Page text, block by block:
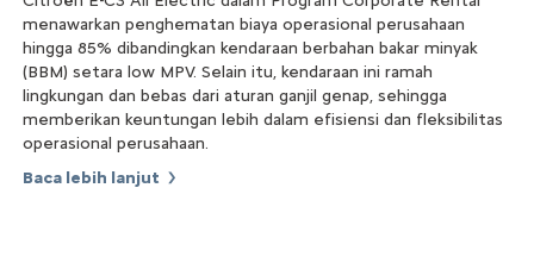
menawarkan penghematan biaya operasional perusahaan
hingga 85% dibandingkan kendaraan berbahan bakar minyak
(BBM) setara low MPV. Selain itu, kendaraan ini ramah
lingkungan dan bebas dari aturan ganjil genap, sehingga
memberikan keuntungan lebih dalam efisiensi dan fleksibilitas
operasional perusahaan.
Baca lebih lanjut